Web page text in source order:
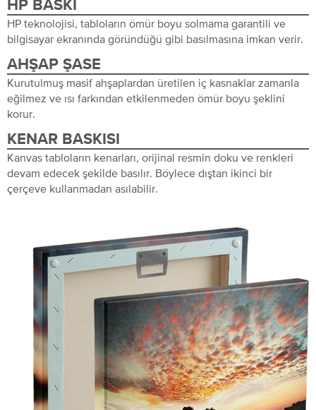
HP BASKI
HP teknolojisi, tabloların ömür boyu solmama garantili ve
bilgisayar ekranında göründüğü gibi basılmasına imkan verir.
AHŞAP ŞASE
Kurutulmuş masif ahşaplardan üretilen iç kasnaklar zamanla
eğilmez ve ısı farkından etkilenmeden ömür boyu şeklini
korur.
KENAR BASKISI
Kanvas tabloların kenarları, orijinal resmin doku ve renkleri
devam edecek şekilde basılır. Böylece dıştan ikinci bir
çerçeve kullanmadan asılabilir.